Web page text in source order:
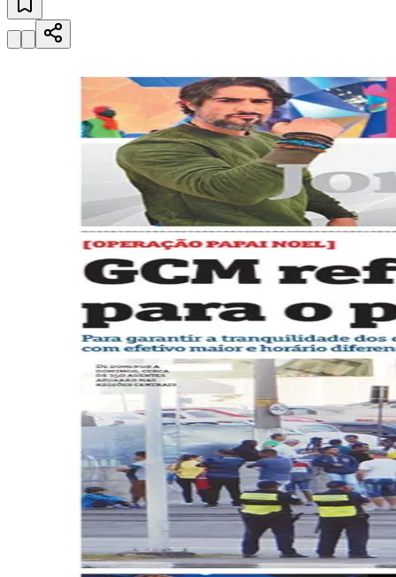
Selecione sua região
Aldeia da SerraAldeia de BarueriAlphavilleBairro
BethavilleBoa
Carapicuíba CentroChácaras MarcoCidades da
Cruz Preta Engenho NovoFazenda
ItapeviJandiraJardim AudirJardim BelvalJardim
Jardim dos AltosJardim dos CamargosJardim
Jardim GrazielaJardim IracemaJardim Itaquiti
Jardim
Jardim Maria CristinaJardim Maria HelenaJardim
Jardim Paraíso Jardim PaulistaJardim Reginalice Jardim São
Jardim São Pedro Jardim São SilvestreJardim SilveiraJardim
Jardim TupanciMutingaNova AldeinhaOsascoParque dos
Parque ImperialParque Santa LuziaParque VianaPirapora
do Bom JesusRecanto PhrynéaSantana de
SilveiraTamboréVale do SolVila Barros Vila Boa VistaVila
Vila Porto Votupoca
Para Sua Empresa
Anuncie no Portal
Guia de Empresas
Divulgar VagasNovo
Publicidade Legal
Negócios Regionais
Turismo
Segurança Regional
Hospitais Estaduais
Parques & Represas
OsascoCarapicuíba JandiraItapeviCotiaPirapora
do Bom JesusAraçariguamaCajamarCaieirasFranco da